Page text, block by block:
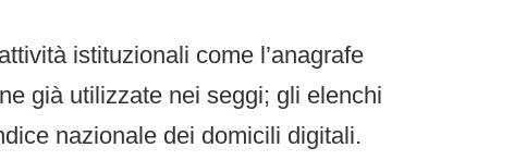
istituzionali come l’anagrafe
già utilizzate nei seggi; gli elenchi
nazionale dei domicili digitali.